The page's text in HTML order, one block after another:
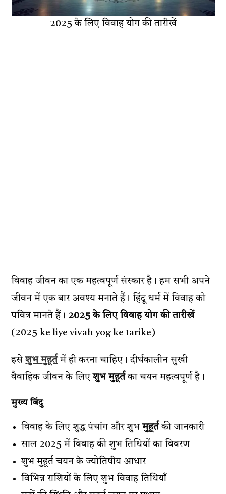
2025 के लिए विवाह योग की तारीखें
विवाह जीवन का एक महत्वपूर्ण संस्कार है। हम सभी अपने
जीवन में एक बार अवश्य मनाते हैं। हिंदू धर्म में विवाह को
पवित्र मानते हैं। 2025 के लिए विवाह योग की तारीखें
(2025 ke liye vivah yog ke tarike)
इसेशुभमुहूर्तमें ही करना चाहिए। दीर्घकालीन सुखी
वैवाहिक जीवन के लिएशुभमुहूर्तका चयन महत्वपूर्ण है।
मुख्य बिंदु
विवाह के लिए शुद्ध पंचांग और शुभमुहूर्तकी जानकारी
साल 2025 में विवाह की शुभ तिथियों का विवरण
शुभ मुहूर्त चयन के ज्योतिषीय आधार
विभिन्न राशियों के लिए शुभ विवाह तिथियाँ